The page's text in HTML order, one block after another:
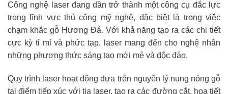
Công nghệ laser đang dần trở thành một công cụ đắc lực
trong lĩnh vực thủ công mỹ nghệ, đặc biệt là trong việc
chạm khắc gỗ Hương Đá. Với khả năng tạo ra các chi tiết
cực kỳ tỉ mỉ và phức tạp, laser mang đến cho nghệ nhân
những phương thức sáng tạo mới mẻ và độc đáo.
Quy trình laser hoạt động dựa trên nguyên lý nung nóng gỗ
tại điểm tiếp xúc với tia laser, tạo ra các đường cắt, họa tiết